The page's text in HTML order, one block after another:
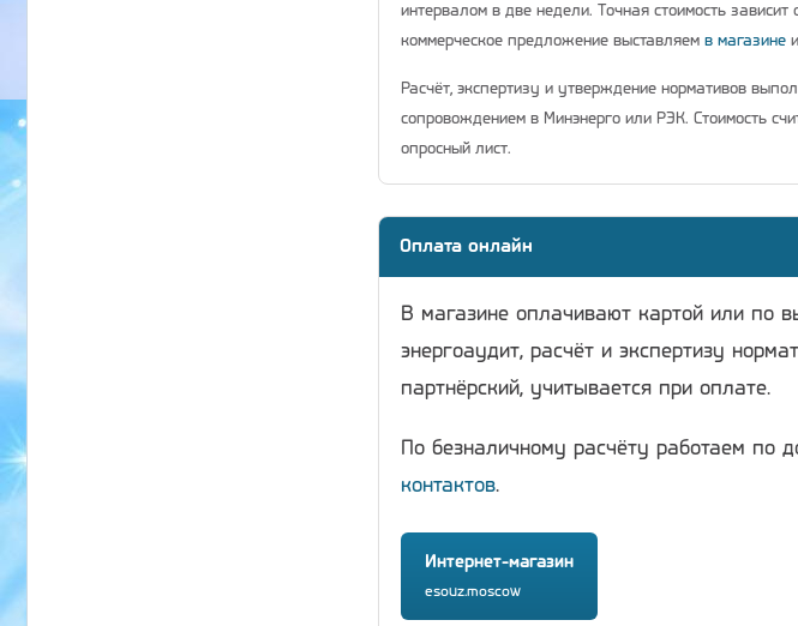
интервалом в две недели. Точная стоимость
коммерческое предложение выставляем в магазине
Расчёт, экспертизу и утверждение нормативов
сопровождением в Минэнерго или РЭК. Стоимость
опросный лист.
Оплата онлайн
В магазине оплачивают картой или по
энергоаудит, расчёт и экспертизу
партнёрский, учитывается при оплате.
По безналичному расчёту работаем по
контактов.
Интернет-магазин
esouz.moscow